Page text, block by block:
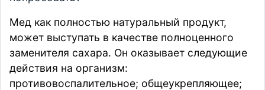
Мед как полностью натуральный продукт,
может выступать в качестве полноценного
заменителя сахара. Он оказывает следующие
действия на организм:
противовоспалительное; общеукрепляющее;